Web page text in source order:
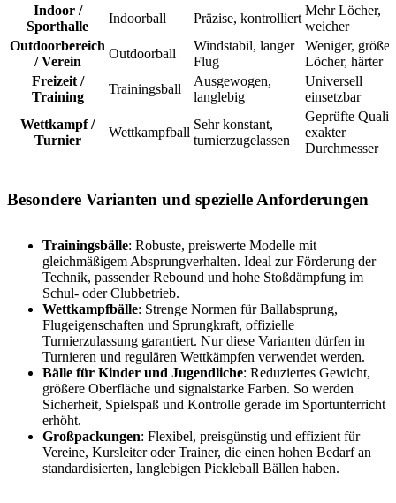
Indoor /
Sporthalle
Indoorball Präzise, kontrolliert
Mehr Löcher,
weicher
Outdoorbereich
/ Verein
Outdoorball
Windstabil, langer
Flug
Weniger,
Löcher, härter
Freizeit /
Training
Trainingsball
Ausgewogen,
langlebig
Universell
einsetzbar
Wettkampf /
Turnier
Wettkampfball
Sehr konstant,
turnierzugelassen
Geprüfte
exakter
Durchmesser
Besondere Varianten und spezielle Anforderungen
Trainingsbälle: Robuste, preiswerte Modelle mit
gleichmäßigem Absprungverhalten. Ideal zur Förderung der
Technik, passender Rebound und hohe Stoßdämpfung im
Schul- oder Clubbetrieb.
Wettkampfbälle: Strenge Normen für Ballabsprung,
Flugeigenschaften und Sprungkraft, offizielle
Turnierzulassung garantiert. Nur diese Varianten dürfen in
Turnieren und regulären Wettkämpfen verwendet werden.
Bälle für Kinder und Jugendliche: Reduziertes Gewicht,
größere Oberfläche und signalstarke Farben. So werden
Sicherheit, Spielspaß und Kontrolle gerade im Sportunterricht
erhöht.
Großpackungen: Flexibel, preisgünstig und effizient für
Vereine, Kursleiter oder Trainer, die einen hohen Bedarf an
standardisierten, langlebigen Pickleball Bällen haben.